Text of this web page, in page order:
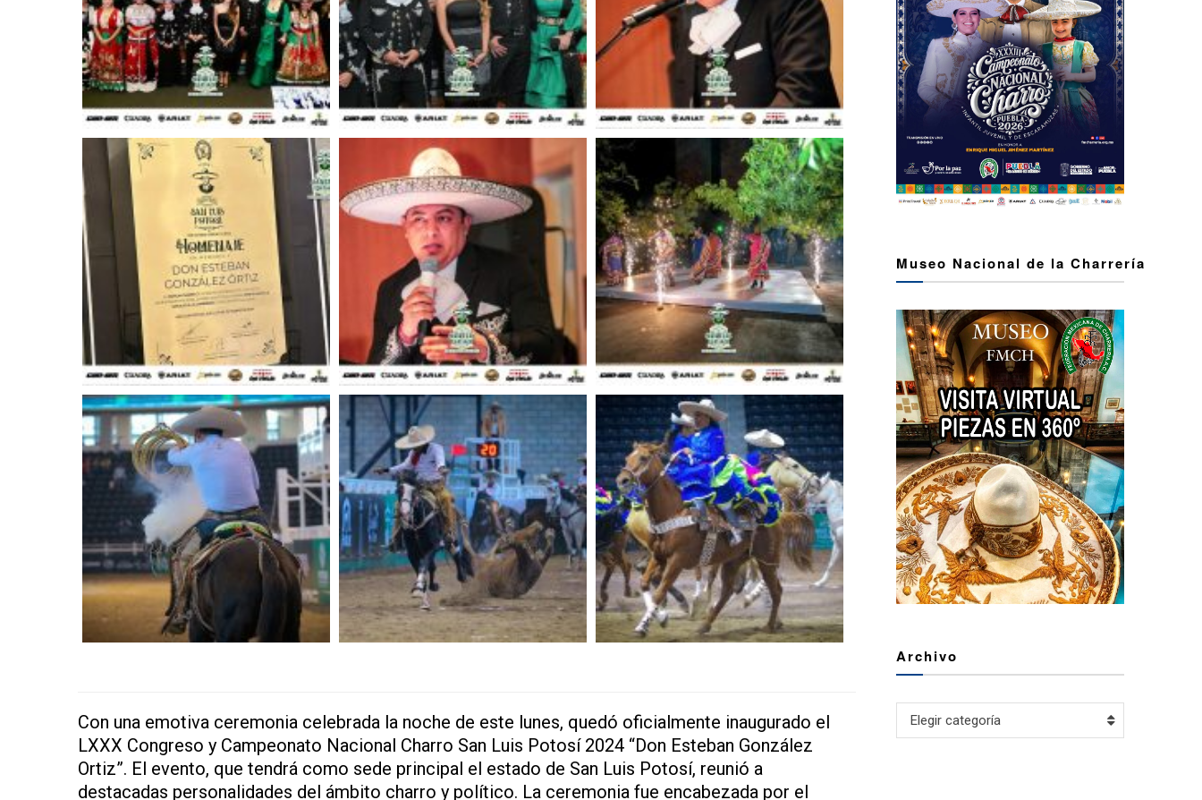
Con una emotiva ceremonia celebrada la noche de este lunes, quedó oficialmente inaugurado el
LXXX Congreso y Campeonato Nacional Charro San Luis Potosí 2024 “Don Esteban González
Ortiz”. El evento, que tendrá como sede principal el estado de San Luis Potosí, reunió a
destacadas personalidades del ámbito charro y político. La ceremonia fue encabezada por el
Museo Nacional de la Charrería
Archivo
Archivo
Elegir categoría